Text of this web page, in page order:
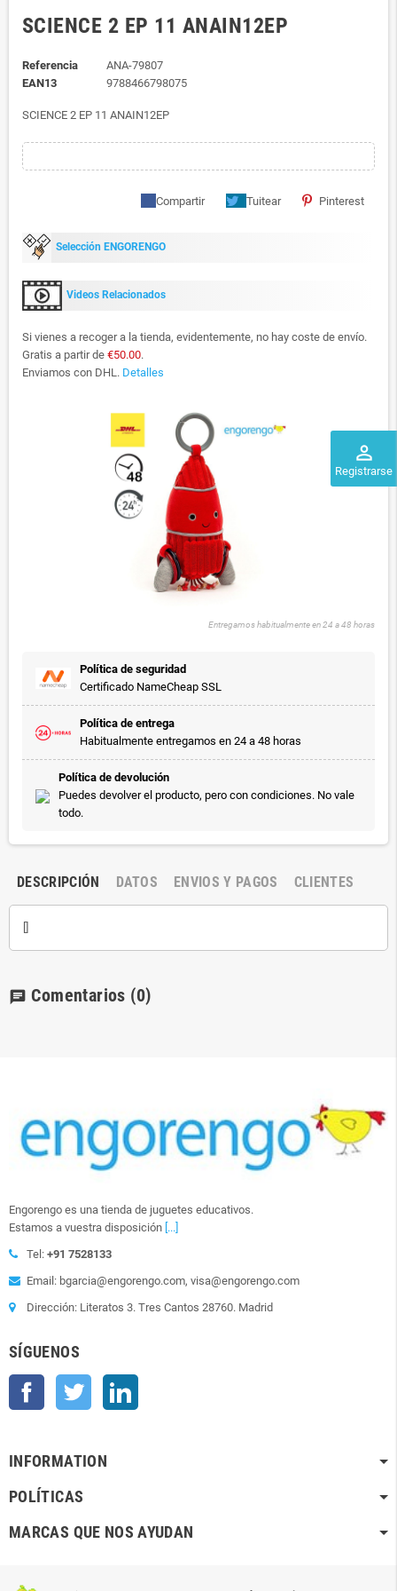
perm_identity
Registrarse
SCIENCE 2 EP 11 ANAIN12EP
Referencia
ANA-79807
EAN13
9788466798075
SCIENCE 2 EP 11 ANAIN12EP
Compartir Tuitear Pinterest
Selección ENGORENGO
Videos Relacionados
Si vienes a recoger a la tienda, evidentemente, no hay coste de envío.
Gratis a partir de €50.00.
Enviamos con DHL. Detalles
Entregamos habitualmente en 24 a 48 horas
Política de seguridad
Certificado NameCheap SSL
Política de entrega
Habitualmente entregamos en 24 a 48 horas
Política de devolución
Puedes devolver el producto, pero con condiciones. No vale
todo.
DESCRIPCIÓN DATOS ENVIOS Y PAGOS CLIENTES
chat Comentarios (0)
Engorengo es una tienda de juguetes educativos.
Estamos a vuestra disposición [...]
Tel: +91 7528133
Email: bgarcia@engorengo.com, visa@engorengo.com
Dirección: Literatos 3. Tres Cantos 28760. Madrid
SÍGUENOS
Facebook Twitter
INFORMATION
POLÍTICAS
MARCAS QUE NOS AYUDAN